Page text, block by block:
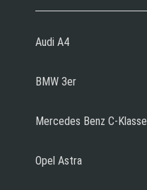
Audi A4
BMW 3er
Mercedes Benz C-Klasse
Opel Astra